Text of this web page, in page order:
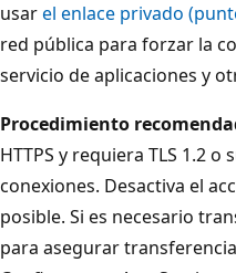
usarel enlace privado
red pública para forzar la
servicio de aplicaciones y
Procedimiento
HTTPS y requiera TLS 1.2
conexiones. Desactiva el
posible. Si es necesario
para asegurar